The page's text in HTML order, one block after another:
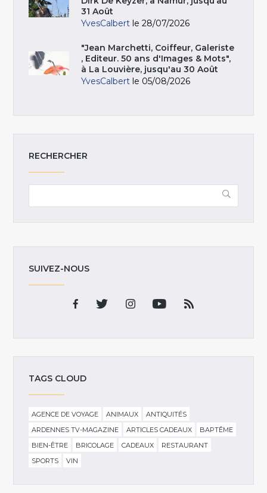
31 Août
YvesCalbert le 28/07/2026
"Jean Marchetti, Coiffeur, Galeriste
, Editeur. 50 ans d'Images & Mots",
à La Louvière, jusqu'au 30 Août
YvesCalbert le 05/08/2026
RECHERCHER
SUIVEZ-NOUS
TAGS CLOUD
AGENCE DE VOYAGE ANIMAUX
ANTIQUITÉS
ARDENNES TV-MAGAZINE
ARTICLES CADEAUX
BAPTÊME
BIEN-ÊTRE
BRICOLAGE CADEAUX
RESTAURANT
SPORTS
VIN